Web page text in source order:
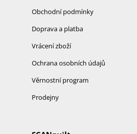
Obchodní podmínky
Doprava a platba
Vrácení zboží
Ochrana osobních údajů
Věrnostní program
Prodejny